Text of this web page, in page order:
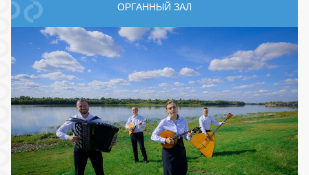
ОРГАННЫЙ ЗАЛ